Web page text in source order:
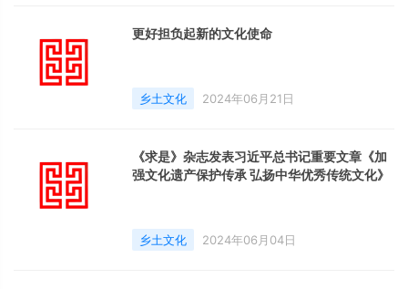
更好担负起新的文化使命
乡土文化 2024年06月21日
《求是》杂志发表习近平总书记重要文章《加
强文化遗产保护传承 弘扬中华优秀传统文化》
乡土文化 2024年06月04日